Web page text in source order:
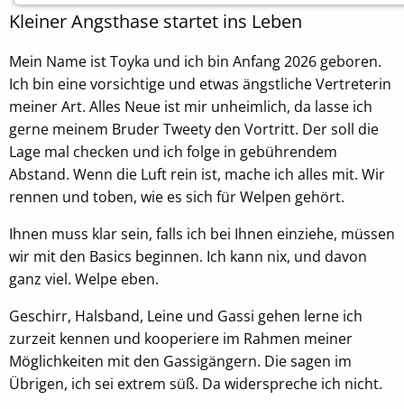
Kleiner Angsthase startet ins Leben
Mein Name ist Toyka und ich bin Anfang 2026 geboren.
Ich bin eine vorsichtige und etwas ängstliche Vertreterin
meiner Art. Alles Neue ist mir unheimlich, da lasse ich
gerne meinem Bruder Tweety den Vortritt. Der soll die
Lage mal checken und ich folge in gebührendem
Abstand. Wenn die Luft rein ist, mache ich alles mit. Wir
rennen und toben, wie es sich für Welpen gehört.
Ihnen muss klar sein, falls ich bei Ihnen einziehe, müssen
wir mit den Basics beginnen. Ich kann nix, und davon
ganz viel. Welpe eben.
Geschirr, Halsband, Leine und Gassi gehen lerne ich
zurzeit kennen und kooperiere im Rahmen meiner
Möglichkeiten mit den Gassigängern. Die sagen im
Übrigen, ich sei extrem süß. Da widerspreche ich nicht.
Diese Cookies sind für die ordnungsgemäße
Einverständnis Cookie
Name:
cookie_consent
Anbieter:
Tierheim Tecklenburger Land e.V.
Zweck:
Speichern von Cookie-Einstellungen
Cookie Laufzeit:
EXTERNE MEDIEN